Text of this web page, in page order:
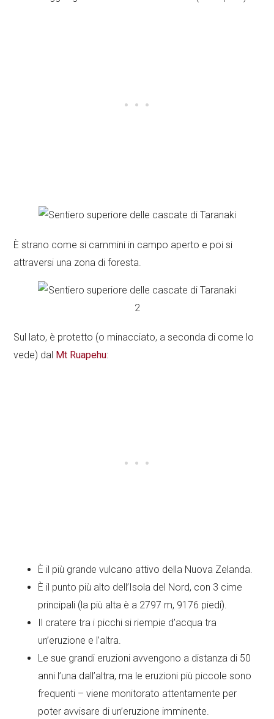
È strano come si cammini in campo aperto e poi si
attraversi una zona di foresta.
Sul lato, è protetto (o minacciato, a seconda di come lo
vede) dal Mt Ruapehu:
È il più grande vulcano attivo della Nuova Zelanda.
È il punto più alto dell’Isola del Nord, con 3 cime
principali (la più alta è a 2797 m, 9176 piedi).
Il cratere tra i picchi si riempie d’acqua tra
un’eruzione e l’altra.
Le sue grandi eruzioni avvengono a distanza di 50
anni l’una dall’altra, ma le eruzioni più piccole sono
frequenti – viene monitorato attentamente per
poter avvisare di un’eruzione imminente.